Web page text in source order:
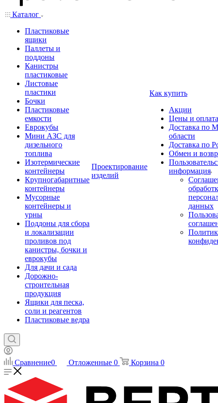
Каталог
Пластиковые
ящики
Паллеты и
поддоны
Канистры
пластиковые
Листовые
пластики
Бочки
Пластиковые
емкости
Еврокубы
Мини АЗС для
дизельного
топлива
Изотермические
контейнеры
Крупногабаритные
контейнеры
Мусорные
контейнеры и
урны
Поддоны для сбора
и локализации
проливов под
канистры, бочки и
еврокубы
Для дачи и сада
Дорожно-
строительная
продукция
Ящики для песка,
соли и реагентов
Пластиковые ведра
Проектирование
изделий
Как купить
Акции
Цены и оплата
Доставка по
области
Доставка по
Обмен и
информация
данных
Сравнение0 Отложенные 0 Корзина 0